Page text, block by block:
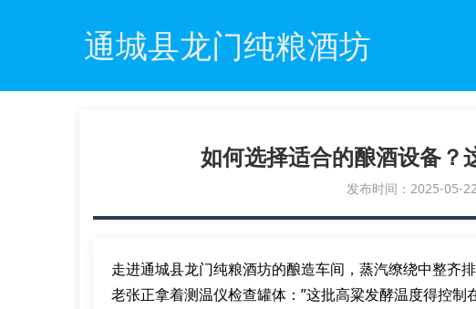
通城县龙门纯粮酒坊
如何选择适合的酿酒设备？
发布时间：2025-05-
走进通城县龙门纯粮酒坊的酿造车间，蒸汽缭绕中整齐
老张正拿着测温仪检查罐体：”这批高粱发酵温度得控